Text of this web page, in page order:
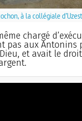
à la collégiale
chargé
pas aux Antonins
et avait le droit